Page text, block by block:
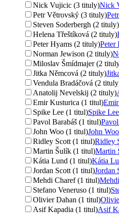
Nick Vujicic (3 tituly)Nick
Petr Větrovský (3 tituly)
Steven Soderbergh (2 tituly)
Helena Třeštíková (2 tituly)
Peter Hyams (2 tituly)Peter
Norman Jewison (2 tituly)
Miloslav Šmídmajer (2
Jitka Němcová (2 tituly)
Vendula Bradáčová (2
Anatolij Nevelskij (2 tituly)
Emir Kusturica (1 titul)
Spike Lee (1 titul)Spike Lee
Pavol Barabáš (1 titul)
John Woo (1 titul)John Woo
Ridley Scott (1 titul)Ridley
Martin Šulík (1 titul)Martin
Kátia Lund (1 titul)Kátia
Jordan Scott (1 titul)Jordan
Mehdi Charef (1 titul)
Stefano Veneruso (1 titul)
Olivier Dahan (1 titul)
Asif Kapadia (1 titul)Asif